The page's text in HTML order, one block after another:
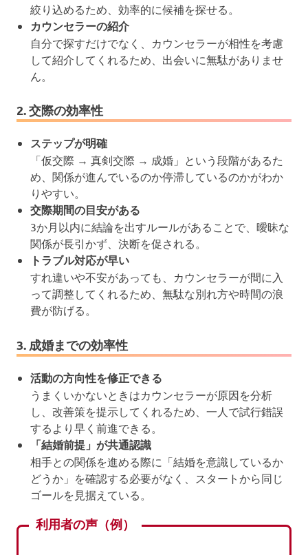
絞り込めるため、効率的に候補を探せる。
カウンセラーの紹介
自分で探すだけでなく、カウンセラーが相性を考慮
して紹介してくれるため、出会いに無駄がありませ
ん。
2. 交際の効率性
ステップが明確
「仮交際 → 真剣交際 → 成婚」という段階があるた
め、関係が進んでいるのか停滞しているのかがわか
りやすい。
交際期間の目安がある
3か月以内に結論を出すルールがあることで、曖昧な
関係が長引かず、決断を促される。
トラブル対応が早い
すれ違いや不安があっても、カウンセラーが間に入
って調整してくれるため、無駄な別れ方や時間の浪
費が防げる。
3. 成婚までの効率性
活動の方向性を修正できる
うまくいかないときはカウンセラーが原因を分析
し、改善策を提示してくれるため、一人で試行錯誤
するより早く前進できる。
「結婚前提」が共通認識
相手との関係を進める際に「結婚を意識しているか
どうか」を確認する必要がなく、スタートから同じ
ゴールを見据えている。
利用者の声（例）